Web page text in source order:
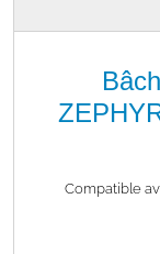
Bâche d'hiver de marque
Compatible